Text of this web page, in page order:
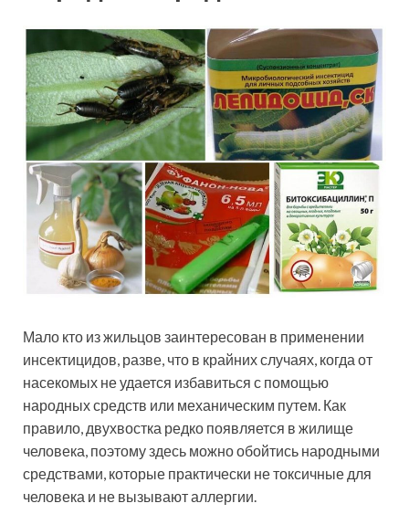
Мало кто из жильцов заинтересован в применении
инсектицидов, разве, что в крайних случаях, когда от
насекомых не удается избавиться с помощью
народных средств или механическим путем. Как
правило, двухвостка редко появляется в жилище
человека, поэтому здесь можно обойтись народными
средствами, которые практически не токсичные для
человека и не вызывают аллергии.